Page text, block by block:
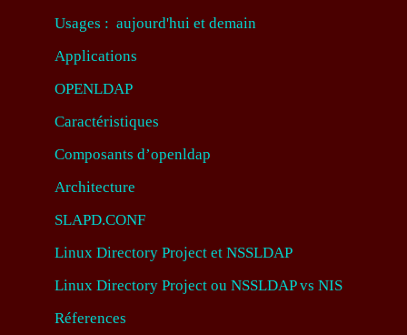
Usages : aujourd'hui et demain
Applications
OPENLDAP
Caractéristiques
Composants d’openldap
Architecture
SLAPD.CONF
Linux Directory Project et NSSLDAP
Linux Directory Project ou NSSLDAP vs NIS
Réferences